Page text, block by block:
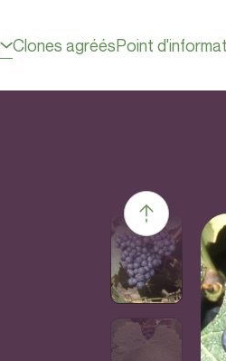
Clones agréésPoint